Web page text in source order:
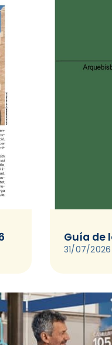
Guía de
31/07/2026